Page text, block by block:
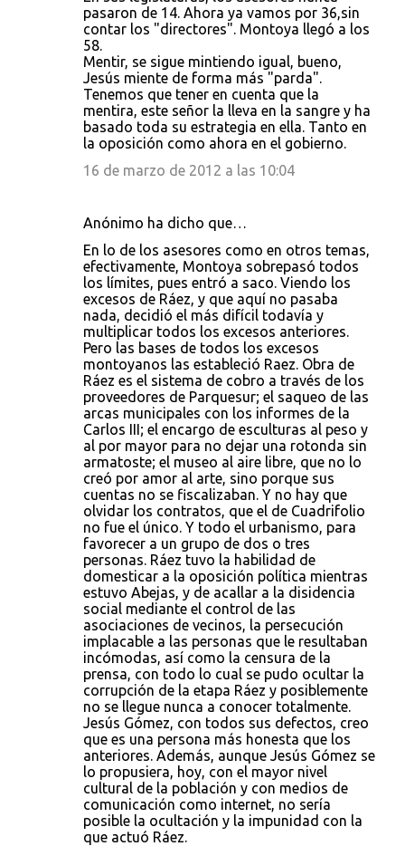
pasaron de 14. Ahora ya vamos por 36,sin
contar los "directores". Montoya llegó a los
58.
Mentir, se sigue mintiendo igual, bueno,
Jesús miente de forma más "parda".
Tenemos que tener en cuenta que la
mentira, este señor la lleva en la sangre y ha
basado toda su estrategia en ella. Tanto en
la oposición como ahora en el gobierno.
16 de marzo de 2012 a las 10:04
Anónimo ha dicho que…
En lo de los asesores como en otros temas,
efectivamente, Montoya sobrepasó todos
los límites, pues entró a saco. Viendo los
excesos de Ráez, y que aquí no pasaba
nada, decidió el más difícil todavía y
multiplicar todos los excesos anteriores.
Pero las bases de todos los excesos
montoyanos las estableció Raez. Obra de
Ráez es el sistema de cobro a través de los
proveedores de Parquesur; el saqueo de las
arcas municipales con los informes de la
Carlos III; el encargo de esculturas al peso y
al por mayor para no dejar una rotonda sin
armatoste; el museo al aire libre, que no lo
creó por amor al arte, sino porque sus
cuentas no se fiscalizaban. Y no hay que
olvidar los contratos, que el de Cuadrifolio
no fue el único. Y todo el urbanismo, para
favorecer a un grupo de dos o tres
personas. Ráez tuvo la habilidad de
domesticar a la oposición política mientras
estuvo Abejas, y de acallar a la disidencia
social mediante el control de las
asociaciones de vecinos, la persecución
implacable a las personas que le resultaban
incómodas, así como la censura de la
prensa, con todo lo cual se pudo ocultar la
corrupción de la etapa Ráez y posiblemente
no se llegue nunca a conocer totalmente.
Jesús Gómez, con todos sus defectos, creo
que es una persona más honesta que los
anteriores. Además, aunque Jesús Gómez se
lo propusiera, hoy, con el mayor nivel
cultural de la población y con medios de
comunicación como internet, no sería
posible la ocultación y la impunidad con la
que actuó Ráez.